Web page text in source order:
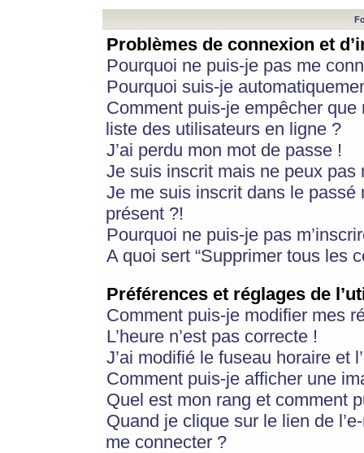
Problèmes de connexion et
Pourquoi ne puis-je pas me
Pourquoi suis-je
Comment puis-je empêcher
liste des utilisateurs en ligne ?
J’ai perdu mon mot de passe !
Je suis inscrit mais ne peux pas
Je me suis inscrit dans le
présent ?!
Pourquoi ne puis-je pas
A quoi sert “Supprimer tous les
Préférences et réglages de
Comment puis-je modifier mes
L’heure n’est pas correcte !
J’ai modifié le fuseau horaire et
Comment puis-je afficher une
Quel est mon rang et comment
Quand je clique sur le lien de
me connecter ?